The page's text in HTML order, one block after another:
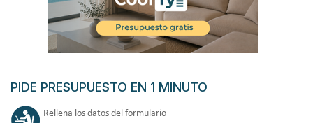
PIDE PRESUPUESTO EN 1 MINUTO
Rellena los datos del formulario